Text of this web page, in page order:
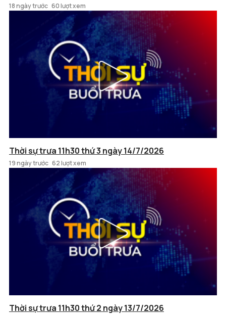
18 ngày trước 60 lượt xem
Thời sự trưa 11h30 thứ 3 ngày 14/7/2026
19 ngày trước 62 lượt xem
Thời sự trưa 11h30 thứ 2 ngày 13/7/2026